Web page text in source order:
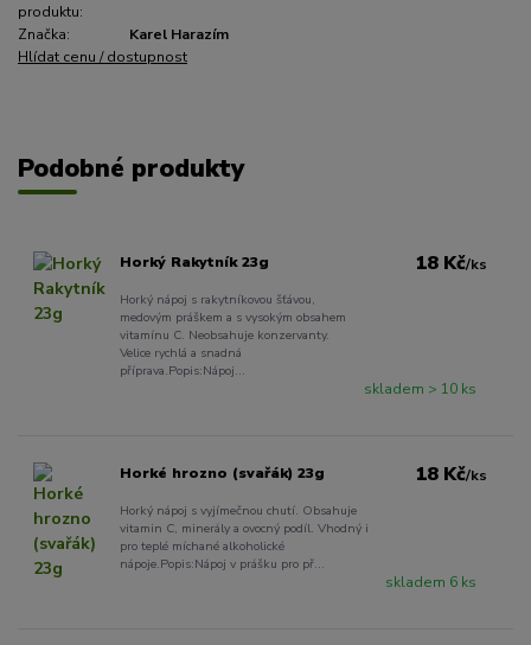
produktu:
Značka:
Karel Harazím
Hlídat cenu / dostupnost
Podobné produkty
Horký Rakytník 23g
Horký nápoj s rakytníkovou šťávou,
medovým práškem a s vysokým obsahem
vitamínu C. Neobsahuje konzervanty.
Velice rychlá a snadná
příprava.Popis:Nápoj...
18 Kč/ks
skladem > 10 ks
Horké hrozno (svařák) 23g
Horký nápoj s vyjímečnou chutí. Obsahuje
vitamin C, minerály a ovocný podíl. Vhodný i
pro teplé míchané alkoholické
nápoje.Popis:Nápoj v prášku pro př...
18 Kč/ks
skladem 6 ks